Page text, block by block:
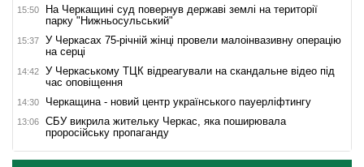
15:50
На Черкащині суд повернув державі землі на території
парку "Нижньосульський"
15:37
У Черкасах 75-річній жінці провели малоінвазивну операцію
на серці
14:42
У Черкаському ТЦК відреагували на скандальне відео під
час оповіщення
14:30 Черкащина - новий центр українського пауерліфтингу
13:06
СБУ викрила жительку Черкас, яка поширювала
проросійську пропаганду